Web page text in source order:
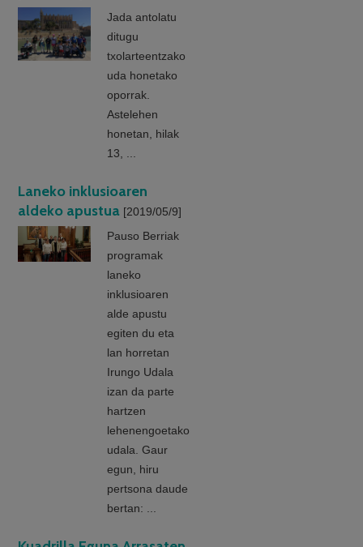
Jada antolatu
ditugu
txolarteentzako
uda honetako
oporrak.
Astelehen
honetan, hilak
13, ...
Laneko inklusioaren
aldeko apustua [2019/05/9]
Pauso Berriak
programak
laneko
inklusioaren
alde apustu
egiten du eta
lan horretan
Irungo Udala
izan da parte
hartzen
lehenengoetako
udala. Gaur
egun, hiru
pertsona daude
bertan: ...